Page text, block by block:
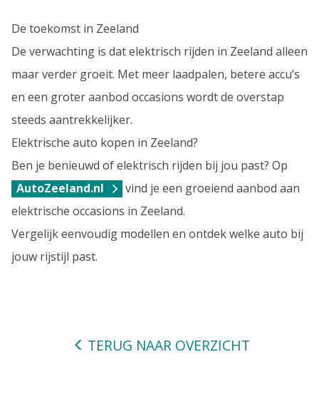
De toekomst in Zeeland
De verwachting is dat elektrisch rijden in Zeeland alleen
maar verder groeit. Met meer laadpalen, betere accu’s
en een groter aanbod occasions wordt de overstap
steeds aantrekkelijker.
Elektrische auto kopen in Zeeland?
Ben je benieuwd of elektrisch rijden bij jou past? Op
AutoZeeland.nl
vind je een groeiend aanbod aan
elektrische occasions in Zeeland.
Vergelijk eenvoudig modellen en ontdek welke auto bij
jouw rijstijl past.
TERUG NAAR OVERZICHT